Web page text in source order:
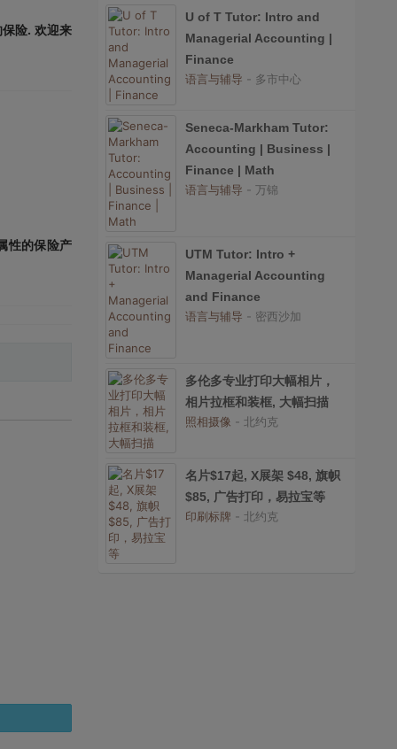
险. 欢迎来
性的保险产
U of T Tutor: Intro and
Managerial Accounting |
Finance
语言与辅导 - 多市中心
Seneca-Markham Tutor:
Accounting | Business |
Finance | Math
语言与辅导 - 万锦
UTM Tutor: Intro +
Managerial Accounting
and Finance
语言与辅导 - 密西沙加
多伦多专业打印大幅相片，
相片拉框和装框, 大幅扫描
照相摄像 - 北约克
名片$17起, X展架 $48, 旗帜
$85, 广告打印，易拉宝等
印刷标牌 - 北约克